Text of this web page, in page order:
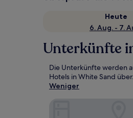
Heute
6. Aug. - 7.
Unterkünfte
Die Unterkünfte werden
Hotels in White Sand
Weniger